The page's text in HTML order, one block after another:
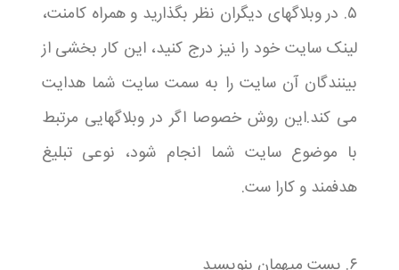
۵. در وبلاگهای دیگران نظر بگذارید و همراه کامنت،
لینک سایت خود را نیز درج کنید، این کار بخشی از
بینندگان آن سایت را به سمت سایت شما هدایت
می کند.این روش خصوصا اگر در وبلاگهایی مرتبط
با موضوع سایت شما انجام شود، نوعی تبلیغ
هدفمند و کارا ست.